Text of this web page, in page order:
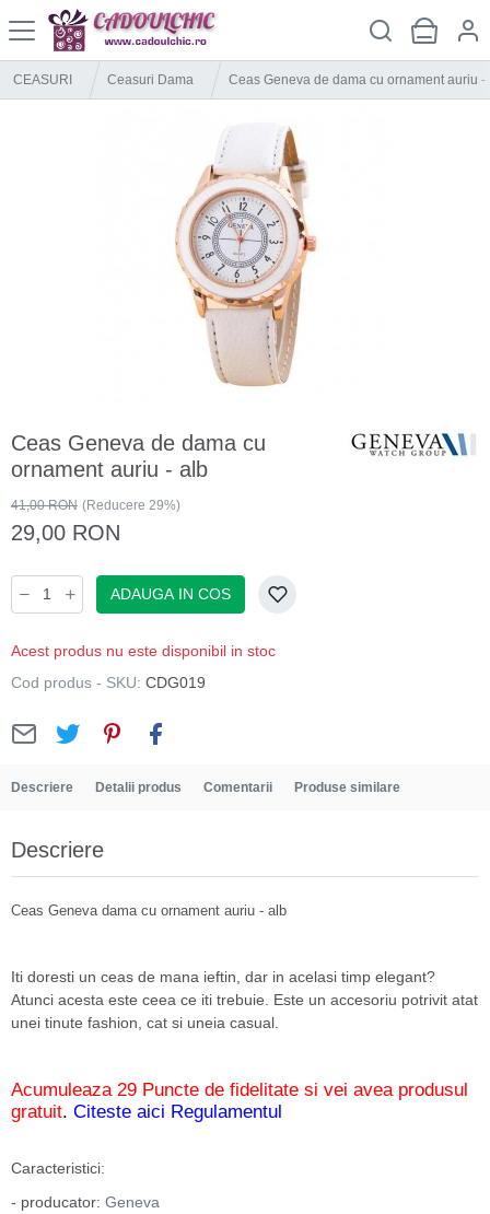
CEASURI Ceasuri Dama Ceas Geneva de dama cu ornament auriu -
Ceas Geneva de dama cu
ornament auriu - alb
41,00 RON (Reducere 29%)
29,00 RON
ADAUGA IN COS
Acest produs nu este disponibil in stoc
Cod produs - SKU: CDG019
Descriere Detalii produs Comentarii Produse similare
Descriere
Ceas Geneva dama cu ornament auriu - alb
Iti doresti un ceas de mana ieftin, dar in acelasi timp elegant?
Atunci acesta este ceea ce iti trebuie. Este un accesoriu potrivit atat
unei tinute fashion, cat si uneia casual.
Acumuleaza 29 Puncte de fidelitate si vei avea produsul
gratuit. Citeste aici Regulamentul
Caracteristici:
- producator: Geneva